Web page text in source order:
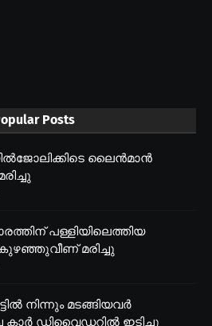
Posts
ലൈൻമാൻ
പള്ളിയിലെത്തിയ
മരിച്ചു
നിന്നും മടങ്ങിയവർ
കാർ ഡിവൈഡറിൽ ഇടിച്ചു